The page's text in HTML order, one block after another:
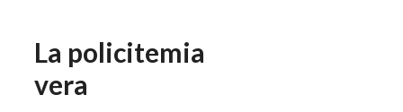
La policitemia
vera